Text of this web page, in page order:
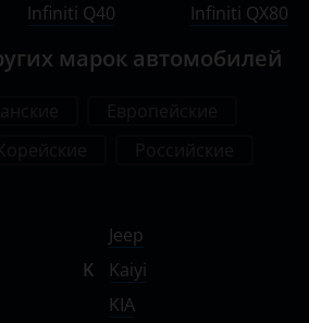
Infiniti Q40
Infiniti QX80
марок автомобилей
Jeep
K
Kaiyi
KIA